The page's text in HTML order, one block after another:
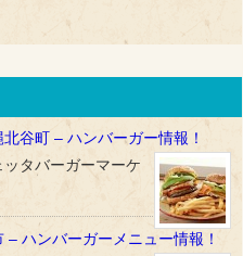
谷町 – ハンバーガー情報！
タバーガーマーケ
ハンバーガーメニュー情報！